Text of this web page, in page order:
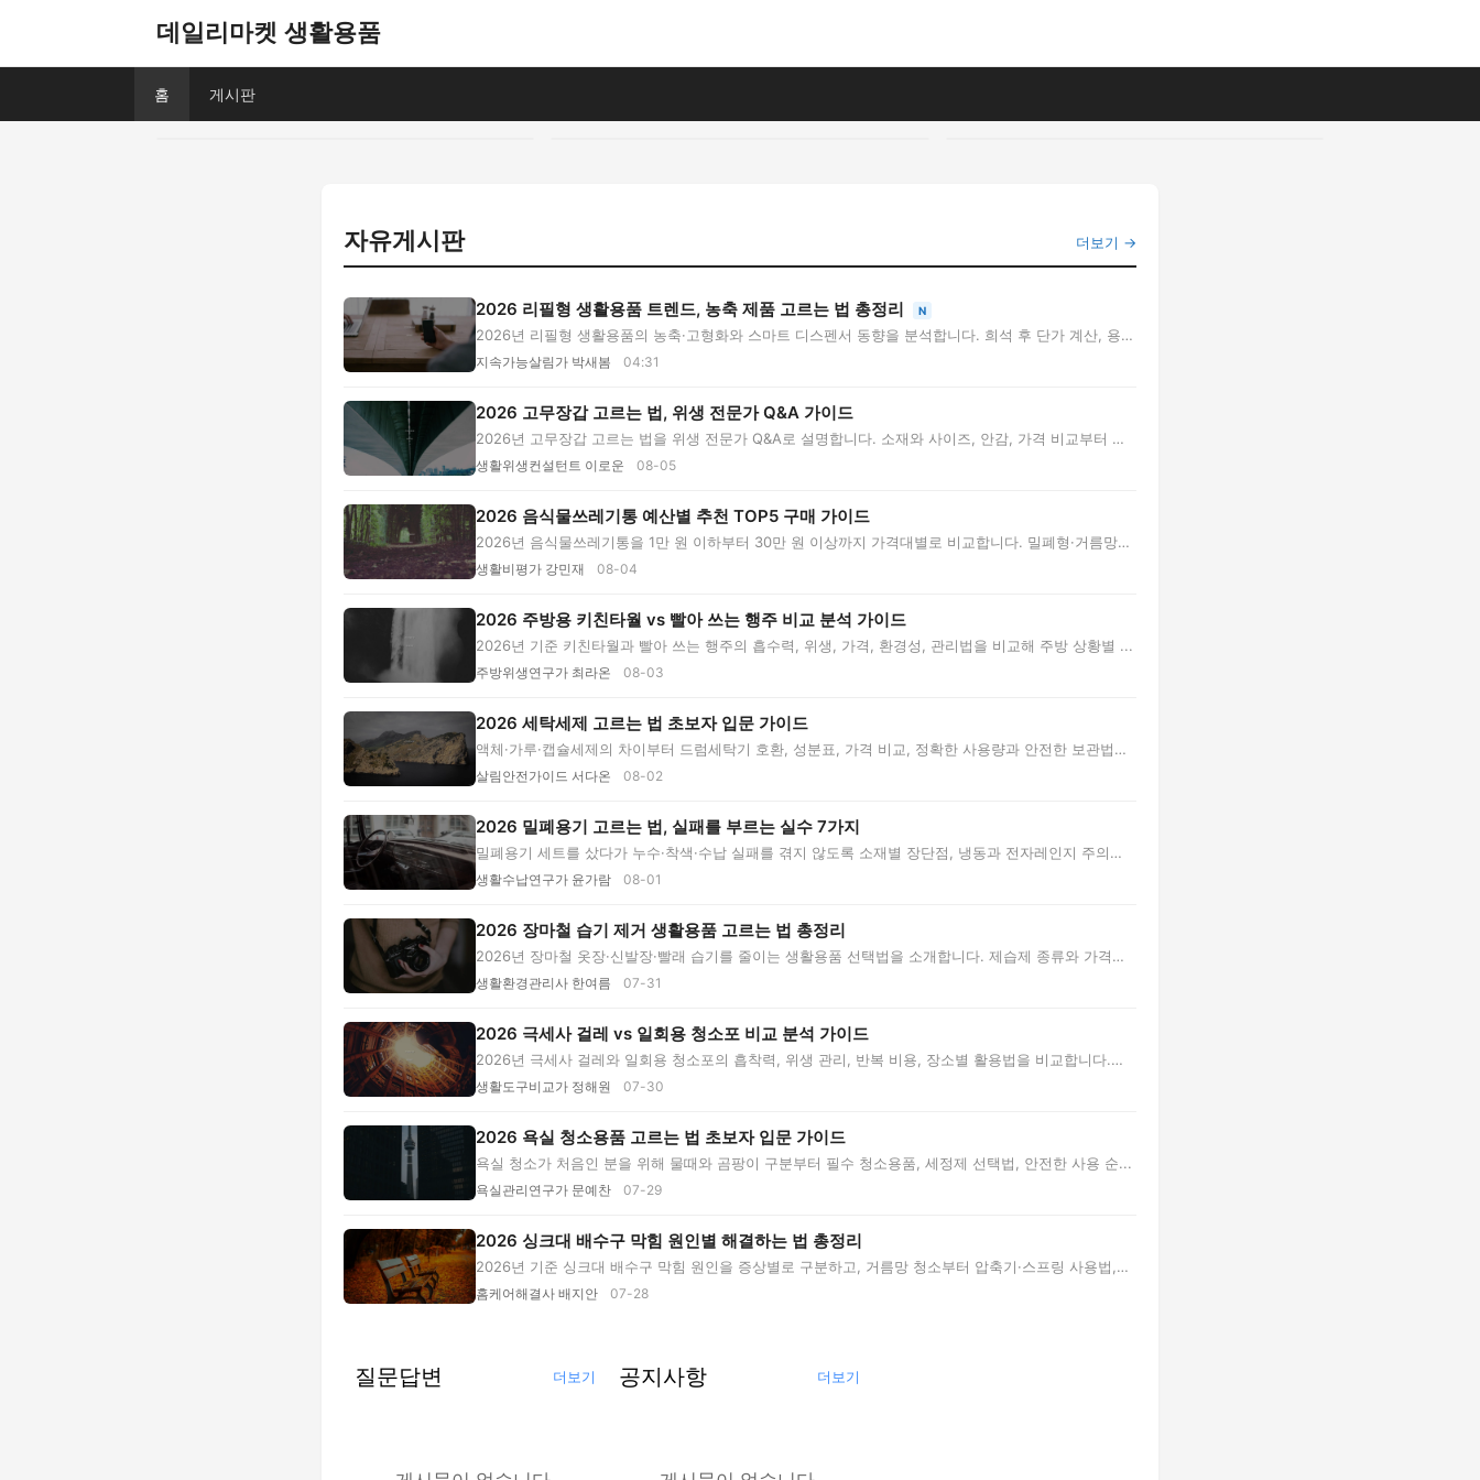
데일리마켓 생활용품
홈 게시판
자유게시판
2026 리필형 생활용품 트렌드, 농축 제품 고르는 법 총정리 N
2026년 리필형 생활용품의 농축·고형화와 스마트 디스펜서 동향을 분석합니다. 희석 후 단가 계산, 용
기...
지속가능살림가 박새봄 04:31
2026 고무장갑 고르는 법, 위생 전문가 Q&A 가이드
2026년 고무장갑 고르는 법을 위생 전문가 Q&A로 설명합니다. 소재와 사이즈, 안감, 가격 비교부터 세
척...
생활위생컨설턴트 이로운 08-05
2026 음식물쓰레기통 예산별 추천 TOP5 구매 가이드
2026년 음식물쓰레기통을 1만 원 이하부터 30만 원 이상까지 가격대별로 비교합니다. 밀폐형·거름망형
·...
생활비평가 강민재 08-04
2026 주방용 키친타월 vs 빨아 쓰는 행주 비교 분석 가이드
2026년 기준 키친타월과 빨아 쓰는 행주의 흡수력, 위생, 가격, 환경성, 관리법을 비교해 주방 상황별 ...
주방위생연구가 최라온 08-03
2026 세탁세제 고르는 법 초보자 입문 가이드
액체·가루·캡슐세제의 차이부터 드럼세탁기 호환, 성분표, 가격 비교, 정확한 사용량과 안전한 보관법
까...
살림안전가이드 서다온 08-02
2026 밀폐용기 고르는 법, 실패를 부르는 실수 7가지
밀폐용기 세트를 샀다가 누수·착색·수납 실패를 겪지 않도록 소재별 장단점, 냉동과 전자레인지 주의
사...
생활수납연구가 윤가람 08-01
2026 장마철 습기 제거 생활용품 고르는 법 총정리
2026년 장마철 옷장·신발장·빨래 습기를 줄이는 생활용품 선택법을 소개합니다. 제습제 종류와 가격
비...
생활환경관리사 한여름 07-31
2026 극세사 걸레 vs 일회용 청소포 비교 분석 가이드
2026년 극세사 걸레와 일회용 청소포의 흡착력, 위생 관리, 반복 비용, 장소별 활용법을 비교합니다.
세...
생활도구비교가 정해원 07-30
2026 욕실 청소용품 고르는 법 초보자 입문 가이드
욕실 청소가 처음인 분을 위해 물때와 곰팡이 구분부터 필수 청소용품, 세정제 선택법, 안전한 사용 순...
욕실관리연구가 문예찬 07-29
2026 싱크대 배수구 막힘 원인별 해결하는 법 총정리
2026년 기준 싱크대 배수구 막힘 원인을 증상별로 구분하고, 거름망 청소부터 압축기·스프링 사용법,
호...
홈케어해결사 배지안 07-28
더보기 →
질문답변 더보기 공지사항 더보기